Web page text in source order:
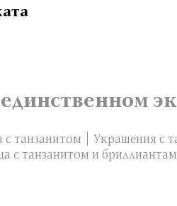
с танзанитом
Украшения с
с танзанитом и